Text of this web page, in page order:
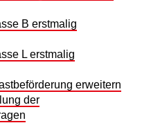
B erstmalig
L erstmalig
erweitern
der